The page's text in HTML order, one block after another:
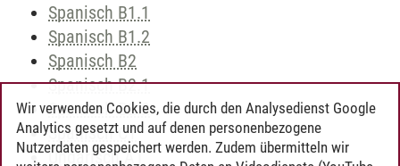
Spanisch B1.1
Spanisch B1.2
Spanisch B2
Spanisch B2.1
Spanisch B2.2
Spanisch C1
Ungarisch A1
Wir verwenden Cookies, die durch den Analysedienst Google
Analytics gesetzt und auf denen personenbezogene
Nutzerdaten gespeichert werden. Zudem übermitteln wir